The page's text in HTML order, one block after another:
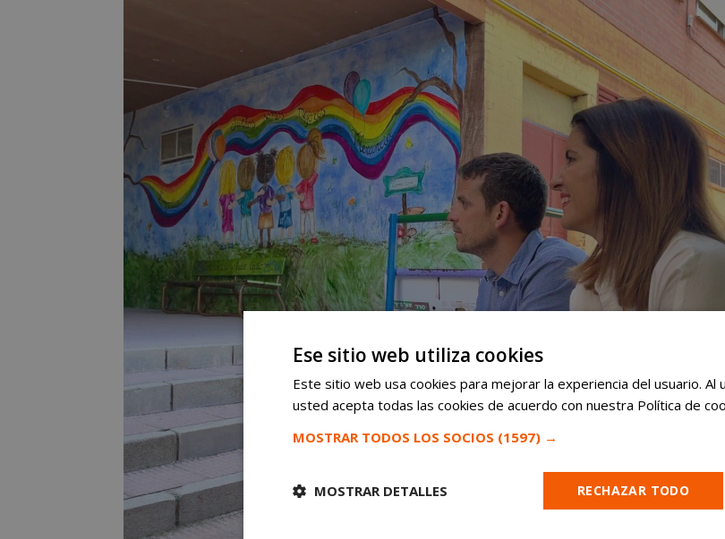
Ese sitio web utiliza cookies
Este sitio web usa cookies para mejorar la experiencia del usuario.
usted acepta todas las cookies de acuerdo con nuestra Política de
MOSTRAR TODOS LOS SOCIOS (1597) →
RECHAZAR TODO
MOSTRAR DETALLES